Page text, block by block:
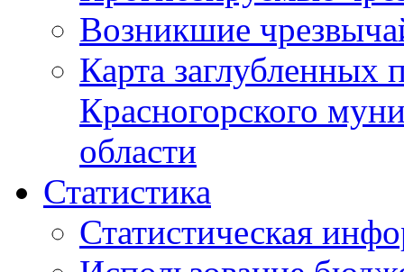
Возникшие
Карта
Красногорского
области
Статистика
Статистическая